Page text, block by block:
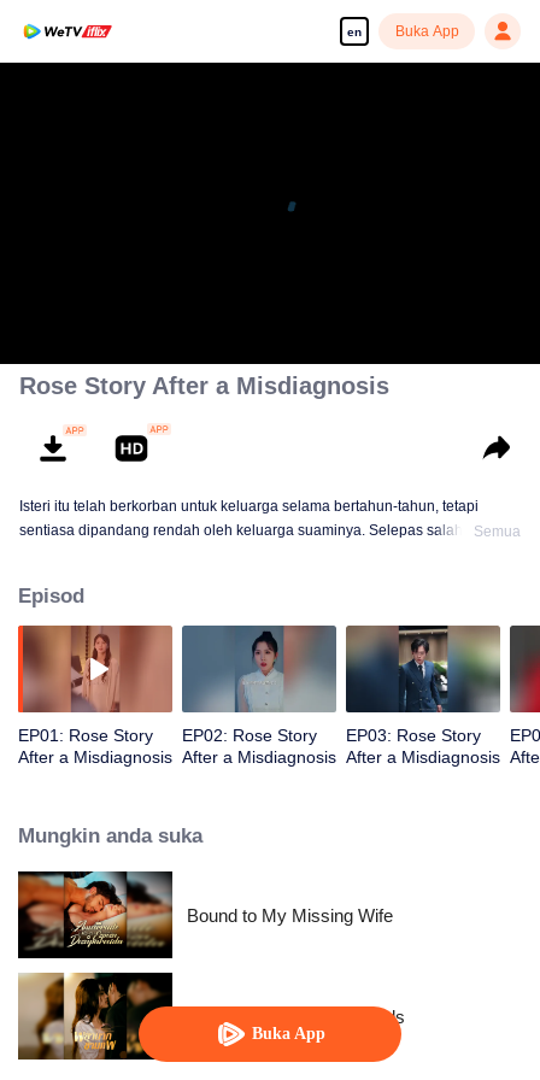
en Buka App
Buka App
Rose Story After a Misdiagnosis
Isteri itu telah berkorban untuk keluarga selama bertahun-tahun, tetapi
sentiasa dipandang rendah oleh keluarga suaminya. Selepas salah
Semua
Episod
EP01: Rose Story
After a Misdiagnosis
EP02: Rose Story
After a Misdiagnosis
EP03: Rose Story
After a Misdiagnosis
Mungkin anda suka
Bound to My Missing Wife
Resentment Across Worlds